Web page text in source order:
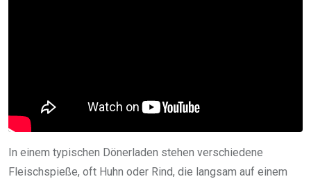
In einem typischen Dönerladen stehen verschiedene
Fleischspieße, oft Huhn oder Rind, die langsam auf einem